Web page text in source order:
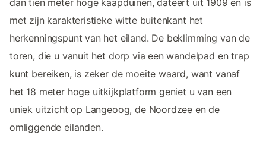
dan tien meter hoge kaapduinen, dateert uit 1909 en is
met zijn karakteristieke witte buitenkant het
herkenningspunt van het eiland. De beklimming van de
toren, die u vanuit het dorp via een wandelpad en trap
kunt bereiken, is zeker de moeite waard, want vanaf
het 18 meter hoge uitkijkplatform geniet u van een
uniek uitzicht op Langeoog, de Noordzee en de
omliggende eilanden.